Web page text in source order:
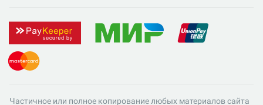
Частичное или полное копирование любых материалов сайта